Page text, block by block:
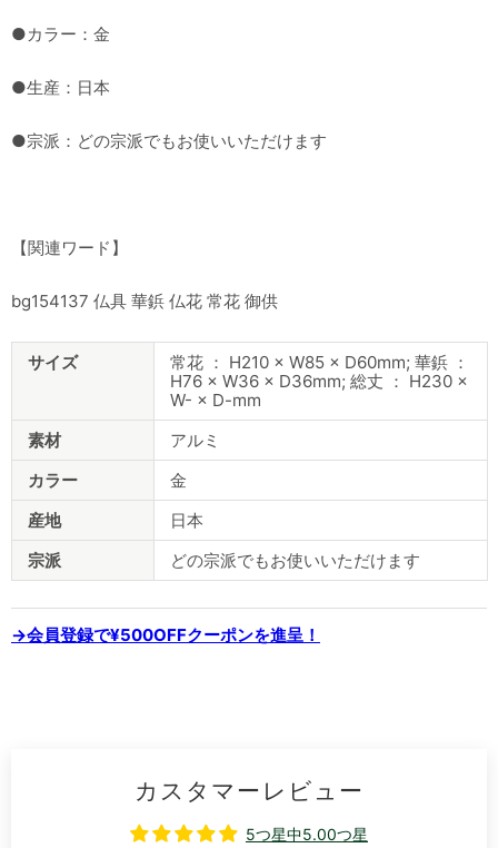
●カラー：金
●生産：日本
●宗派：どの宗派でもお使いいただけます
【関連ワード】
bg154137 仏具 華鋲 仏花 常花 御供
サイズ
常花 ： H210 × W85 × D60mm; 華鋲 ：
H76 × W36 × D36mm; 総丈 ： H230 ×
W- × D-mm
素材
アルミ
カラー
金
産地
日本
宗派
どの宗派でもお使いいただけます
→会員登録で¥500OFFクーポンを進呈！
カスタマーレビュー
5つ星中5.00つ星